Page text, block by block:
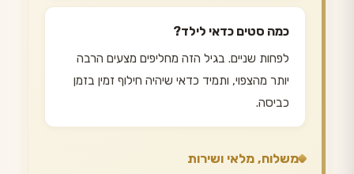
כמה סטים כדאי לילד?
לפחות שניים. בגיל הזה מחליפים מצעים הרבה
יותר מהצפוי, ותמיד כדאי שיהיה חילוף זמין בזמן
כביסה.
משלוח, מלאי ושירות